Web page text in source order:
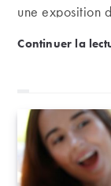
une exposition
Lemercier.
Continuer la